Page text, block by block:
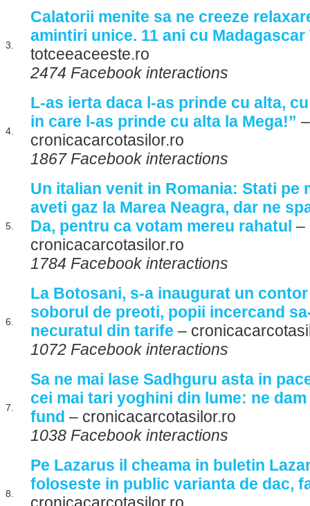
3.
Calatorii menite sa ne creeze
amintiri unice. 11 ani cu Madagascar
totceeaceeste.ro
2474 Facebook interactions
4.
L-as ierta daca l-as prinde cu alta,
in care l-as prinde cu alta la Mega!” –
cronicacarcotasilor.ro
1867 Facebook interactions
5.
Un italian venit in Romania: Stati pe
aveti gaz la Marea Neagra, dar ne
Da, pentru ca votam mereu rahatul –
cronicacarcotasilor.ro
1784 Facebook interactions
6.
La Botosani, s-a inaugurat un
soborul de preoti, popii incercand
necuratul din tarife –
1072 Facebook interactions
7.
Sa ne mai lase Sadhguru asta in
cei mai tari yoghini din lume: ne
fund – cronicacarcotasilor.ro
1038 Facebook interactions
8.
Pe Lazarus il cheama in buletin
foloseste in public varianta de dac,